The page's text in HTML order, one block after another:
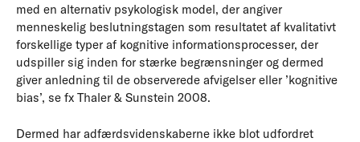
med en alternativ psykologisk model, der angiver
menneskelig beslutningstagen som resultatet af kvalitativt
forskellige typer af kognitive informationsprocesser, der
udspiller sig inden for stærke begrænsninger og dermed
giver anledning til de observerede afvigelser eller ’kognitive
bias’, se fx Thaler & Sunstein 2008.
Dermed har adfærdsvidenskaberne ikke blot udfordret